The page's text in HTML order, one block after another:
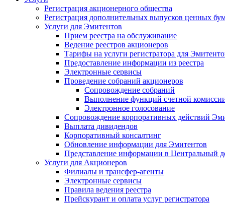
Регистрация акционерного общества
Регистрация дополнительных выпусков ценных
Услуги для Эмитентов
Прием реестра на обслуживание
Ведение реестров акционеров
Тарифы на услуги регистратора для
Предоставление информации из реестра
Электронные сервисы
Проведение собраний акционеров
Сопровождение собраний
Выполнение функций счетной
Электронное голосование
Сопровождение корпоративных действий
Выплата дивидендов
Корпоративный консалтинг
Обновление информации для Эмитентов
Представление информации в Центральный
Услуги для Акционеров
Филиалы и трансфер-агенты
Электронные сервисы
Правила ведения реестра
Прейскурант и оплата услуг регистратора